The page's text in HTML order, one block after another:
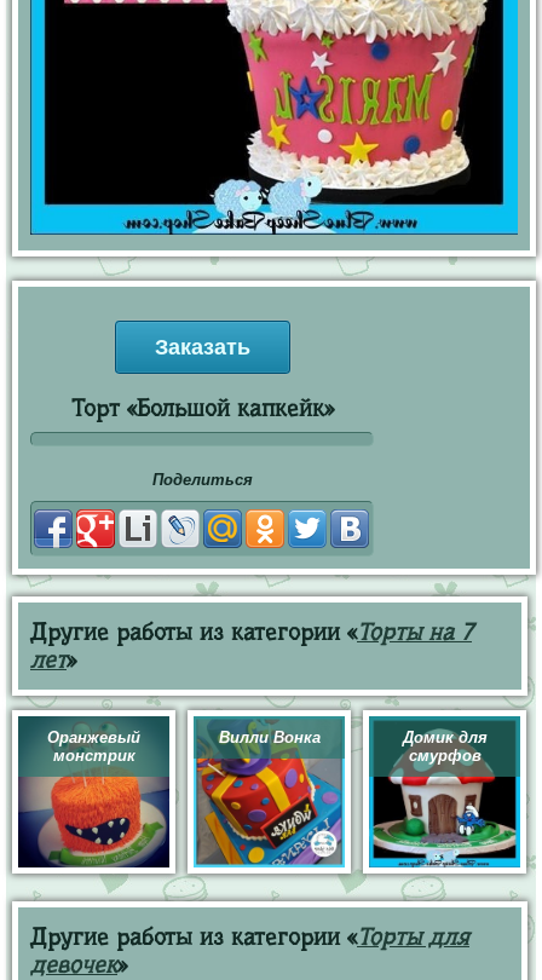
Заказать
Торт «Большой капкейк»
Поделиться
Другие работы из категории «Торты на 7
лет»
Оранжевый
монстрик
Вилли Вонка
Домик для
смурфов
Другие работы из категории «Торты для
девочек»